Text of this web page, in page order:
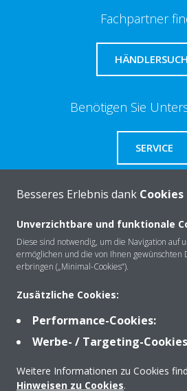
Fachpartner
Benötigen Sie
SERVICE
Über Daikin
Kontakt
Produkte
Besseres Erlebnis dank Cookies
Unverzichtbare und funktionale
Diese sind notwendig, um die Navigation auf
ermöglichen und die von Ihnen gewünschten
erbringen („Minimal-Cookies“).
Zusätzliche Cookies:
Performance-Cookies:
Werbe- / Targeting-
Weitere Informationen zu Cookies
Hinweisen zu Cookies.